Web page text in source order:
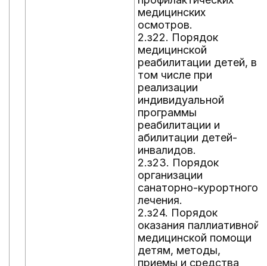
медицинских
осмотров.
2.з22. Порядок
медицинской
реабилитации детей, в
том числе при
реализации
индивидуальной
программы
реабилитации и
абилитации детей-
инвалидов.
2.з23. Порядок
организации
санаторно-курортного
лечения.
2.з24. Порядок
оказания паллиативной
медицинской помощи
детям, методы,
приемы и средства